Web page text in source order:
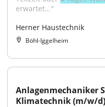
erwartet..."
Herner Haustechnik
Böhl-Iggelheim
Anlagenmechaniker
Klimatechnik (m/w/